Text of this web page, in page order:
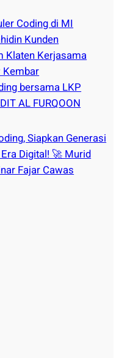
Coding di MI
Kunden
Klaten Kerjasama
Kembar
bersama LKP
AL FURQOON
Siapkan Generasi
Digital! 🚀 Murid
Fajar Cawas